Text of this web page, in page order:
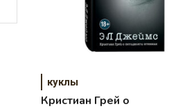
куклы
Кристиан Грей о